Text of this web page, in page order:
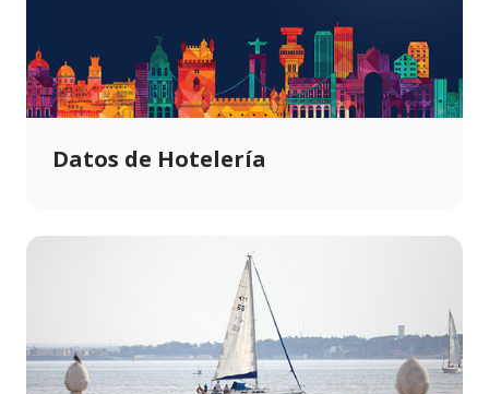
Datos de Hotelería